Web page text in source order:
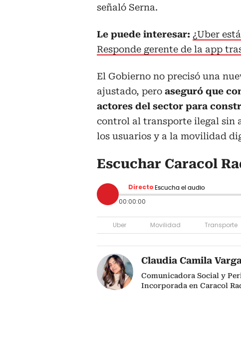
señaló Serna.
Le puede interesar: ¿Uber
Responde gerente de la app
El Gobierno no precisó una
ajustado, pero aseguró que
actores del sector para
control al transporte ilegal sin
los usuarios y a la movilidad
Escuchar Caracol
Directo Escucha el audio
00:00:00
Uber Movilidad Transporte
Claudia Camila
Comunicadora Social y
Incorporada en Caracol